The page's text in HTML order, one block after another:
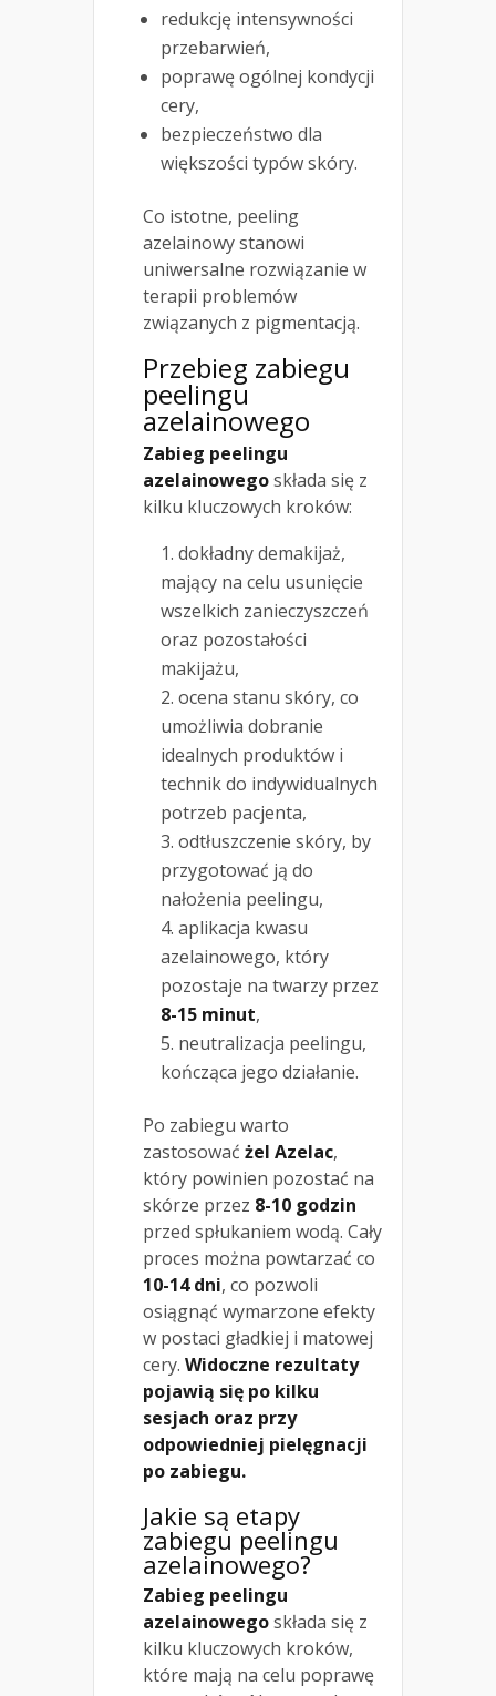
redukcję intensywności
przebarwień,
poprawę ogólnej kondycji
cery,
bezpieczeństwo dla
większości typów skóry.
Co istotne, peeling
azelainowy stanowi
uniwersalne rozwiązanie w
terapii problemów
związanych z pigmentacją.
Przebieg zabiegu
peelingu
azelainowego
Zabieg peelingu
azelainowegoskłada się z
kilku kluczowych kroków:
dokładny demakijaż,
mający na celu usunięcie
wszelkich zanieczyszczeń
oraz pozostałości
makijażu,
ocena stanu skóry, co
umożliwia dobranie
idealnych produktów i
technik do indywidualnych
potrzeb pacjenta,
odtłuszczenie skóry, by
przygotować ją do
nałożenia peelingu,
aplikacja kwasu
azelainowego, który
pozostaje na twarzy przez
8-15 minut,
neutralizacja peelingu,
kończąca jego działanie.
Po zabiegu warto
zastosować żel Azelac,
który powinien pozostać na
skórze przez 8-10 godzin
przed spłukaniem wodą. Cały
proces można powtarzać co
10-14 dni, co pozwoli
osiągnąć wymarzone efekty
w postaci gładkiej i matowej
cery. Widoczne rezultaty
pojawią się po kilku
sesjach oraz przy
odpowiedniej pielęgnacji
po zabiegu.
Jakie są etapy
zabiegu peelingu
azelainowego?
Zabieg peelingu
azelainowegoskłada się z
kilku kluczowych kroków,
które mają na celu poprawę